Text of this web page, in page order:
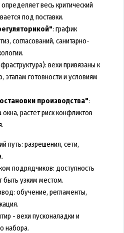
весь критический
под поставки.
: график
согласований, санитарно-
вехи привязаны к
готовности и условиям
производства":
растёт риск конфликтов
путь: разрешения, сети,
подрядчиков: доступность
быть узким местом.
обучение, регламенты,
- вехи пусконаладки и
набора.